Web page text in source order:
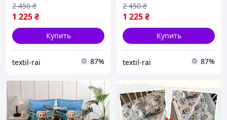
1 225₴
2 450 ₴
Купить
textil-rai 87%
1 225₴
2 450 ₴
Купить
textil-rai 87%